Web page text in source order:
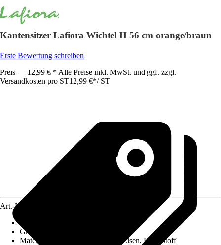
Kantensitzer Lafiora Wichtel H 56 cm orange/braun
Erste Bewertung schreiben
Preis — 12,99 € * Alle Preise inkl. MwSt. und ggf. zzgl.
Versandkosten pro ST12,99 €*/ ST
Art.-Nr.
Grundfarbe
Material
Polyester (PES), Sand, Eisen, Kunststoff